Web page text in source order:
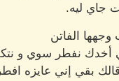
جاي ليه.
الفاتن
أخدك نفطر سوي و
بقي إني عايزه